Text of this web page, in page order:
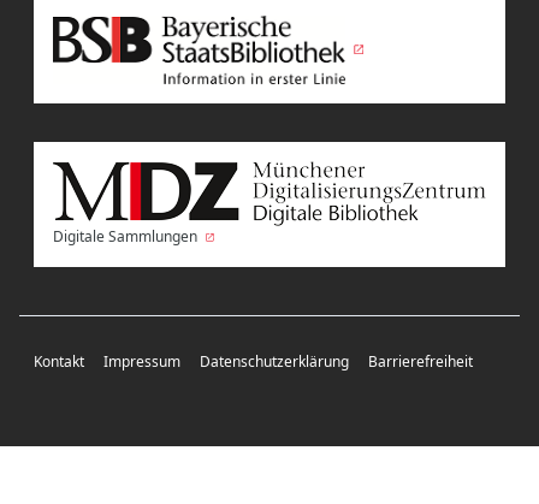
Digitale Sammlungen
Kontakt Impressum Datenschutzerklärung Barrierefreiheit